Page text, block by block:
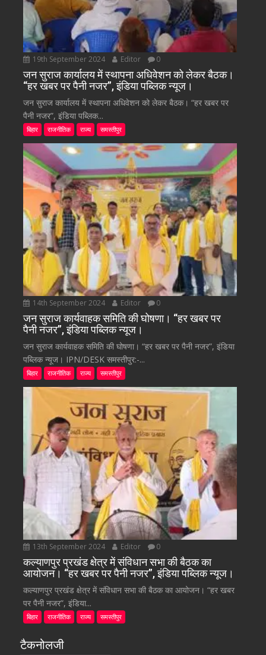
19th September 2024 Editor 0
जन सुराज कार्यालय में स्थापना अधिवेशन को लेकर बैठक।
“हर खबर पर पैनी नजर”, इंडिया पब्लिक न्यूज।
जन सुराज कार्यालय में स्थापना अधिवेशन को लेकर बैठक। “हर खबर पर
पैनी नजर”, इंडिया पब्लिक...
बिहार राजनीतिक राज्य समस्तीपुर
14th September 2024 Editor 0
जन सुराज कार्यवाहक समिति की घोषणा। “हर खबर पर
पैनी नजर”, इंडिया पब्लिक न्यूज।
जन सुराज कार्यवाहक समिति की घोषणा। “हर खबर पर पैनी नजर”, इंडिया
पब्लिक न्यूज। IPN/DESK समस्तीपुर:-...
बिहार राजनीतिक राज्य समस्तीपुर
13th September 2024 Editor 0
कल्याणपुर प्रखंड क्षेत्र में संविधान सभा की बैठक का
आयोजन। “हर खबर पर पैनी नजर”, इंडिया पब्लिक न्यूज।
कल्याणपुर प्रखंड क्षेत्र में संविधान सभा की बैठक का आयोजन। “हर खबर
पर पैनी नजर”, इंडिया...
बिहार राजनीतिक राज्य समस्तीपुर
टैकनोलजी